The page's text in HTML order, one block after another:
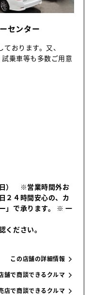
センター
おります。又、
乗車等も多数ご用意
日） ※営業時間外お
２４時間安心の、カ
」で承ります。
※ 一
ください。
この店舗の詳細情報
舗で商談できるクルマ
店で商談できるクルマ